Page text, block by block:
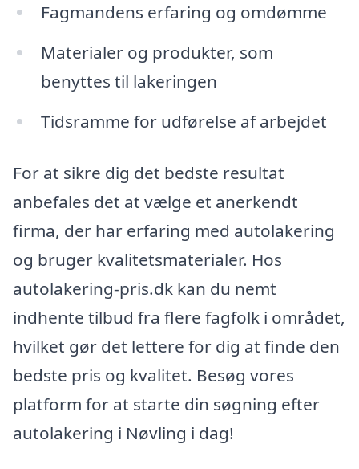
Fagmandens erfaring og omdømme
Materialer og produkter, som
benyttes til lakeringen
Tidsramme for udførelse af arbejdet
For at sikre dig det bedste resultat
anbefales det at vælge et anerkendt
firma, der har erfaring med autolakering
og bruger kvalitetsmaterialer. Hos
autolakering-pris.dk kan du nemt
indhente tilbud fra flere fagfolk i området,
hvilket gør det lettere for dig at finde den
bedste pris og kvalitet. Besøg vores
platform for at starte din søgning efter
autolakering i Nøvling i dag!